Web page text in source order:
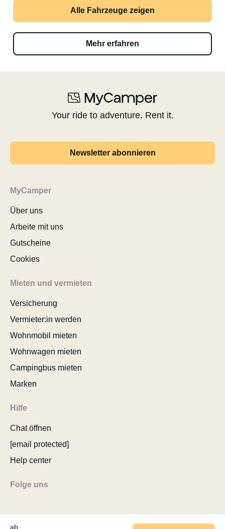
ab
Alle Fahrzeuge zeigen
Mehr erfahren
Your ride to adventure. Rent it.
Newsletter abonnieren
MyCamper
Über uns
Arbeite mit uns
Gutscheine
Cookies
Mieten und vermieten
Versicherung
Vermieter:in werden
Wohnmobil mieten
Wohnwagen mieten
Campingbus mieten
Marken
Hilfe
Chat öffnen
[email protected]
Help center
Folge uns